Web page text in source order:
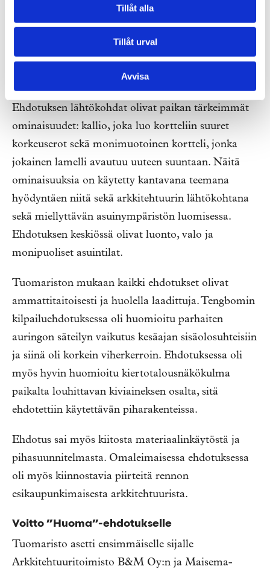
Tillåt alla
Tillåt urval
Avvisa
Maisemasuunnittelun tekivät Helma Oy:ltä
jaTuuli Salovuori
Visualisoinnista vastasivat Oladesign Oy:nJulio
Matìas Celayes.
Ehdotuksen lähtökohdat olivat paikan tärkeimmät
ominaisuudet: kallio, joka luo kortteliin suuret
korkeuserot sekä monimuotoinen kortteli, jonka
jokainen lamelli avautuu uuteen suuntaan. Näitä
ominaisuuksia on käytetty kantavana teemana
hyödyntäen niitä sekä arkkitehtuurin lähtökohtana
sekä miellyttävän asuinympäristön luomisessa.
Ehdotuksen keskiössä olivat luonto, valo ja
monipuoliset asuintilat.
Tuomariston mukaan kaikki ehdotukset olivat
ammattitaitoisesti ja huolella laadittuja. Tengbomin
kilpailuehdotuksessa oli huomioitu parhaiten
auringon säteilyn vaikutus kesäajan sisäolosuhteisiin
ja siinä oli korkein viherkerroin. Ehdotuksessa oli
myös hyvin huomioitu kiertotalousnäkökulma
paikalta louhittavan kiviaineksen osalta, sitä
ehdotettiin käytettävän piharakenteissa.
Ehdotus sai myös kiitosta materiaalinkäytöstä ja
pihasuunnitelmasta. Omaleimaisessa ehdotuksessa
oli myös kiinnostavia piirteitä rennon
esikaupunkimaisesta arkkitehtuurista.
Voitto ”Huoma”-ehdotukselle
Tuomaristo asetti ensimmäiselle sijalle
Arkkitehtuuritoimisto B&M Oy:n ja Maisema-